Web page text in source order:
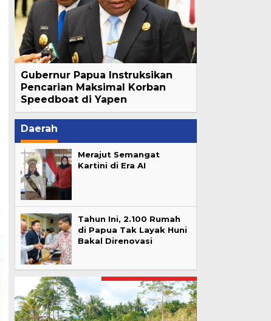
Gubernur Papua Instruksikan
Pencarian Maksimal Korban
Speedboat di Yapen
Daerah
Merajut Semangat
Kartini di Era AI
Tahun Ini, 2.100 Rumah
di Papua Tak Layak Huni
Bakal Direnovasi